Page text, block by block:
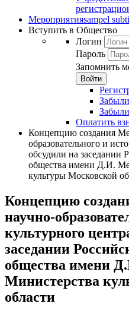
Мероприятияsampel
Вступить в Общество
Логин
Пароль
Запомнить
Войти
Оплатить
Концепцию создания
образовательного и
обсудили на заседании
общества имени Д.И.
культуры Московской
Концепцию
научно-
культурного
заседании
общества имени
Министерства
области